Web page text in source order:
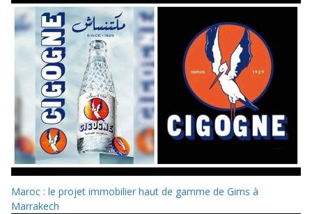
Maroc : le projet immobilier haut de gamme de Gims à
Marrakech